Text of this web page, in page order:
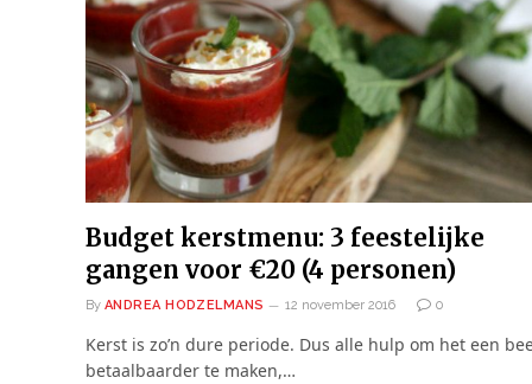
Budget kerstmenu: 3 feestelijke
gangen voor €20 (4 personen)
By ANDREA HODZELMANS 12 november 2016 0
Kerst is zo’n dure periode. Dus alle hulp om het een
betaalbaarder te maken,…